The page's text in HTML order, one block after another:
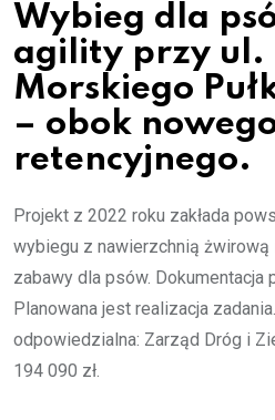
Wybieg dla
agility przy ul.
Morskiego
– obok
retencyjnego.
Projekt z 2022 roku zakłada
wybiegu z nawierzchnią
zabawy dla psów. Dokumentacja
Planowana jest realizacja
odpowiedzialna: Zarząd Dróg i
194 090 zł.